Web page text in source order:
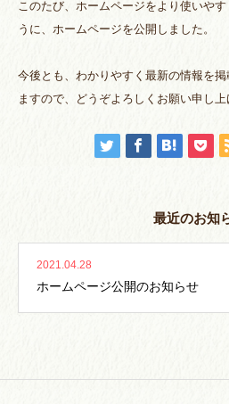
このたび、ホームページをより使いや
うに、ホームページを公開しました。
今後とも、わかりやすく最新の情報を
ますので、どうぞよろしくお願い申し上
最近のお知
2021.04.28
ホームページ公開のお知らせ